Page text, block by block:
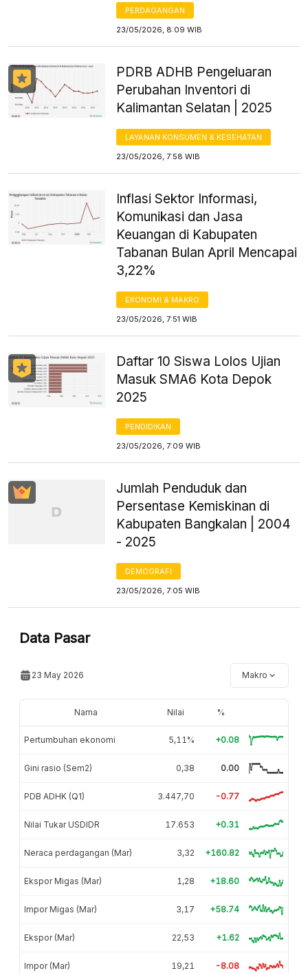
PERDAGANGAN
23/05/2026, 8:09 WIB
PDRB ADHB Pengeluaran
Perubahan Inventori di
Kalimantan Selatan | 2025
LAYANAN KONSUMEN & KESEHATAN
23/05/2026, 7:58 WIB
Inflasi Sektor Informasi,
Komunikasi dan Jasa
Keuangan di Kabupaten
Tabanan Bulan April Mencapai
3,22%
EKONOMI & MAKRO
23/05/2026, 7:51 WIB
Daftar 10 Siswa Lolos Ujian
Masuk SMA6 Kota Depok
2025
PENDIDIKAN
23/05/2026, 7:09 WIB
Jumlah Penduduk dan
Persentase Kemiskinan di
Kabupaten Bangkalan | 2004
- 2025
DEMOGRAFI
23/05/2026, 7:05 WIB
Data Pasar
23 May 2026 Makro
Nama Nilai %
Pertumbuhan ekonomi 5,11% +0.08
Gini rasio (Sem2) 0,38 0.00
PDB ADHK (Q1) 3.447,70 -0.77
Nilai Tukar USDIDR 17.653 +0.31
Neraca perdagangan (Mar) 3,32 +160.82
Ekspor Migas (Mar) 1,28 +18.60
Impor Migas (Mar) 3,17 +58.74
Ekspor (Mar) 22,53 +1.62
Impor (Mar) 19,21 -8.08